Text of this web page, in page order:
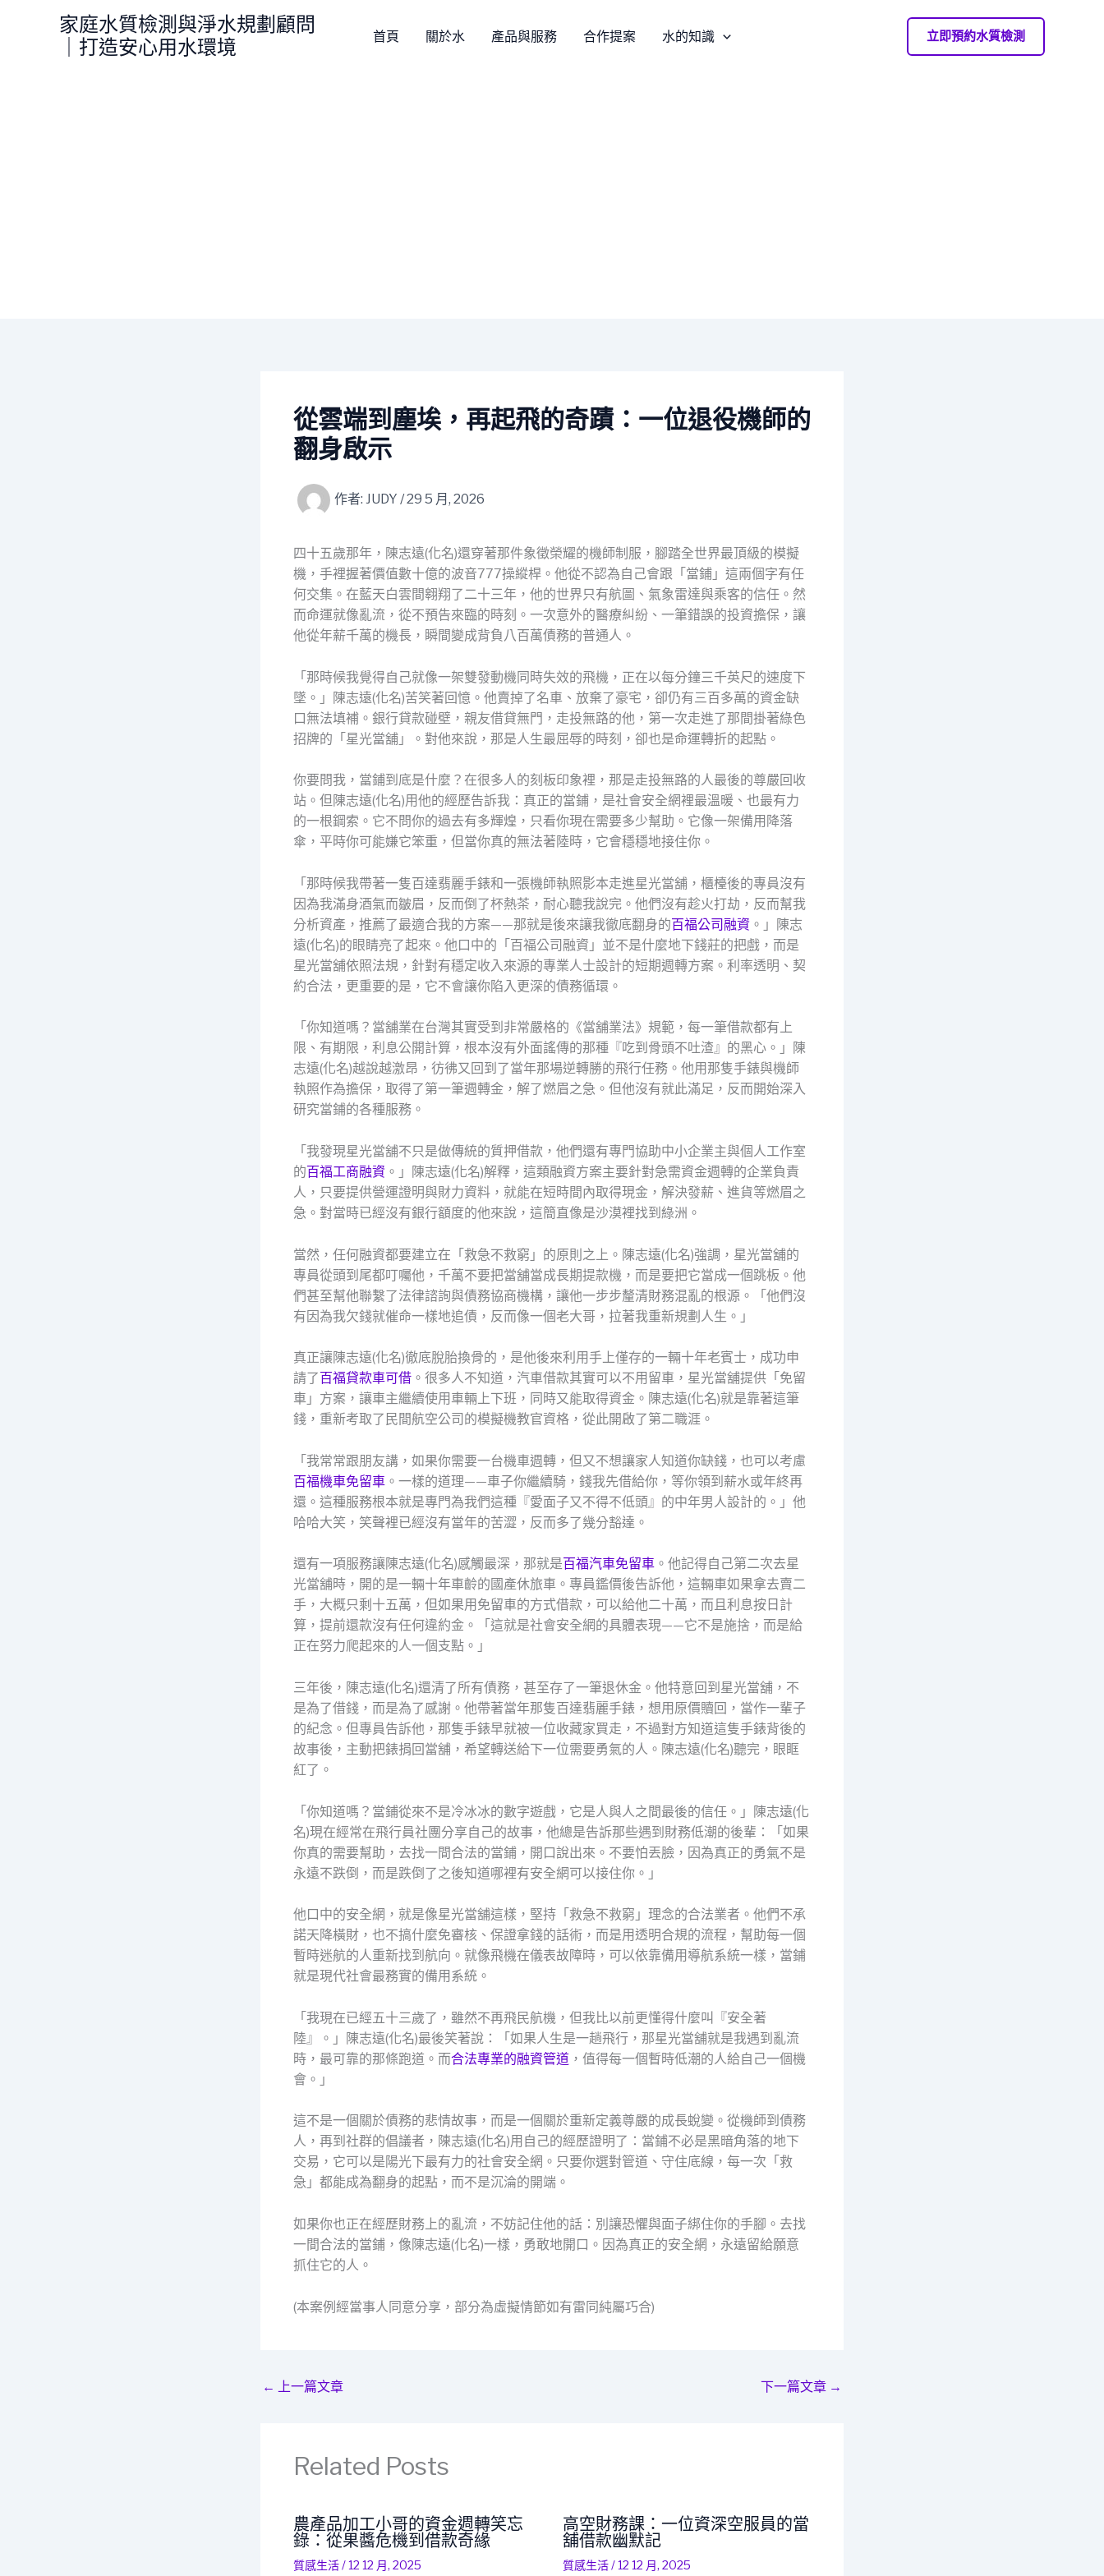
家庭水質檢測與淨水規劃顧問
｜打造安心用水環境
首頁 關於水 產品與服務 合作提案 水的知識 立即預約水質檢測
從雲端到塵埃，再起飛的奇蹟：一位退役機師的
翻身啟示
作者: JUDY /29 5 月, 2026
四十五歲那年，陳志遠(化名)還穿著那件象徵榮耀的機師制服，腳踏全世界最頂級的模擬
機，手裡握著價值數十億的波音777操縱桿。他從不認為自己會跟「當鋪」這兩個字有任
何交集。在藍天白雲間翱翔了二十三年，他的世界只有航圖、氣象雷達與乘客的信任。然
而命運就像亂流，從不預告來臨的時刻。一次意外的醫療糾紛、一筆錯誤的投資擔保，讓
他從年薪千萬的機長，瞬間變成背負八百萬債務的普通人。
「那時候我覺得自己就像一架雙發動機同時失效的飛機，正在以每分鐘三千英尺的速度下
墜。」陳志遠(化名)苦笑著回憶。他賣掉了名車、放棄了豪宅，卻仍有三百多萬的資金缺
口無法填補。銀行貸款碰壁，親友借貸無門，走投無路的他，第一次走進了那間掛著綠色
招牌的「星光當舖」。對他來說，那是人生最屈辱的時刻，卻也是命運轉折的起點。
你要問我，當鋪到底是什麼？在很多人的刻板印象裡，那是走投無路的人最後的尊嚴回收
站。但陳志遠(化名)用他的經歷告訴我：真正的當鋪，是社會安全網裡最溫暖、也最有力
的一根鋼索。它不問你的過去有多輝煌，只看你現在需要多少幫助。它像一架備用降落
傘，平時你可能嫌它笨重，但當你真的無法著陸時，它會穩穩地接住你。
「那時候我帶著一隻百達翡麗手錶和一張機師執照影本走進星光當舖，櫃檯後的專員沒有
因為我滿身酒氣而皺眉，反而倒了杯熱茶，耐心聽我說完。他們沒有趁火打劫，反而幫我
分析資產，推薦了最適合我的方案——那就是後來讓我徹底翻身的百福公司融資 。」陳志
遠(化名)的眼睛亮了起來。他口中的「百福公司融資」並不是什麼地下錢莊的把戲，而是
星光當舖依照法規，針對有穩定收入來源的專業人士設計的短期週轉方案。利率透明、契
約合法，更重要的是，它不會讓你陷入更深的債務循環。
「你知道嗎？當舖業在台灣其實受到非常嚴格的《當舖業法》規範，每一筆借款都有上
限、有期限，利息公開計算，根本沒有外面謠傳的那種『吃到骨頭不吐渣』的黑心。」陳
志遠(化名)越說越激昂，彷彿又回到了當年那場逆轉勝的飛行任務。他用那隻手錶與機師
執照作為擔保，取得了第一筆週轉金，解了燃眉之急。但他沒有就此滿足，反而開始深入
研究當鋪的各種服務。
「我發現星光當舖不只是做傳統的質押借款，他們還有專門協助中小企業主與個人工作室
的百福工商融資 。」陳志遠(化名)解釋，這類融資方案主要針對急需資金週轉的企業負責
人，只要提供營運證明與財力資料，就能在短時間內取得現金，解決發薪、進貨等燃眉之
急。對當時已經沒有銀行額度的他來說，這簡直像是沙漠裡找到綠洲。
當然，任何融資都要建立在「救急不救窮」的原則之上。陳志遠(化名)強調，星光當舖的
專員從頭到尾都叮囑他，千萬不要把當舖當成長期提款機，而是要把它當成一個跳板。他
們甚至幫他聯繫了法律諮詢與債務協商機構，讓他一步步釐清財務混亂的根源。「他們沒
有因為我欠錢就催命一樣地追債，反而像一個老大哥，拉著我重新規劃人生。」
真正讓陳志遠(化名)徹底脫胎換骨的，是他後來利用手上僅存的一輛十年老賓士，成功申
請了百福貸款車可借 。很多人不知道，汽車借款其實可以不用留車，星光當舖提供「免留
車」方案，讓車主繼續使用車輛上下班，同時又能取得資金。陳志遠(化名)就是靠著這筆
錢，重新考取了民間航空公司的模擬機教官資格，從此開啟了第二職涯。
「我常常跟朋友講，如果你需要一台機車週轉，但又不想讓家人知道你缺錢，也可以考慮
百福機車免留車 。一樣的道理——車子你繼續騎，錢我先借給你，等你領到薪水或年終再
還。這種服務根本就是專門為我們這種『愛面子又不得不低頭』的中年男人設計的。」他
哈哈大笑，笑聲裡已經沒有當年的苦澀，反而多了幾分豁達。
還有一項服務讓陳志遠(化名)感觸最深，那就是百福汽車免留車 。他記得自己第二次去星
光當舖時，開的是一輛十年車齡的國產休旅車。專員鑑價後告訴他，這輛車如果拿去賣二
手，大概只剩十五萬，但如果用免留車的方式借款，可以給他二十萬，而且利息按日計
算，提前還款沒有任何違約金。「這就是社會安全網的具體表現——它不是施捨，而是給
正在努力爬起來的人一個支點。」
三年後，陳志遠(化名)還清了所有債務，甚至存了一筆退休金。他特意回到星光當舖，不
是為了借錢，而是為了感謝。他帶著當年那隻百達翡麗手錶，想用原價贖回，當作一輩子
的紀念。但專員告訴他，那隻手錶早就被一位收藏家買走，不過對方知道這隻手錶背後的
故事後，主動把錶捐回當舖，希望轉送給下一位需要勇氣的人。陳志遠(化名)聽完，眼眶
紅了。
「你知道嗎？當鋪從來不是冷冰冰的數字遊戲，它是人與人之間最後的信任。」陳志遠(化
名)現在經常在飛行員社團分享自己的故事，他總是告訴那些遇到財務低潮的後輩：「如果
你真的需要幫助，去找一間合法的當鋪，開口說出來。不要怕丟臉，因為真正的勇氣不是
永遠不跌倒，而是跌倒了之後知道哪裡有安全網可以接住你。」
他口中的安全網，就是像星光當舖這樣，堅持「救急不救窮」理念的合法業者。他們不承
諾天降橫財，也不搞什麼免審核、保證拿錢的話術，而是用透明合規的流程，幫助每一個
暫時迷航的人重新找到航向。就像飛機在儀表故障時，可以依靠備用導航系統一樣，當鋪
就是現代社會最務實的備用系統。
「我現在已經五十三歲了，雖然不再飛民航機，但我比以前更懂得什麼叫『安全著
陸』。」陳志遠(化名)最後笑著說：「如果人生是一趟飛行，那星光當舖就是我遇到亂流
時，最可靠的那條跑道。而合法專業的融資管道 ，值得每一個暫時低潮的人給自己一個機
會。」
這不是一個關於債務的悲情故事，而是一個關於重新定義尊嚴的成長蛻變。從機師到債務
人，再到社群的倡議者，陳志遠(化名)用自己的經歷證明了：當鋪不必是黑暗角落的地下
交易，它可以是陽光下最有力的社會安全網。只要你選對管道、守住底線，每一次「救
急」都能成為翻身的起點，而不是沉淪的開端。
如果你也正在經歷財務上的亂流，不妨記住他的話：別讓恐懼與面子綁住你的手腳。去找
一間合法的當鋪，像陳志遠(化名)一樣，勇敢地開口。因為真正的安全網，永遠留給願意
抓住它的人。
(本案例經當事人同意分享，部分為虛擬情節如有雷同純屬巧合)
← 上一篇文章 下一篇文章 →
Related Posts
農產品加工小哥的資金週轉笑忘
錄：從果醬危機到借款奇緣
質感生活/12 12 月, 2025
高空財務課：一位資深空服員的當
舖借款幽默記
質感生活/12 12 月, 2025